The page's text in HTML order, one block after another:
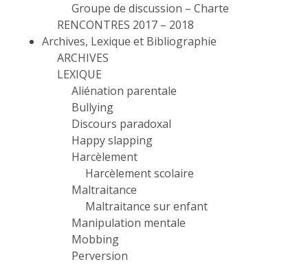
Groupe de discussion – Charte
RENCONTRES 2017 – 2018
Archives, Lexique et Bibliographie
ARCHIVES
LEXIQUE
Aliénation parentale
Bullying
Discours paradoxal
Happy slapping
Harcèlement
Harcèlement scolaire
Maltraitance
Maltraitance sur enfant
Manipulation mentale
Mobbing
Perversion